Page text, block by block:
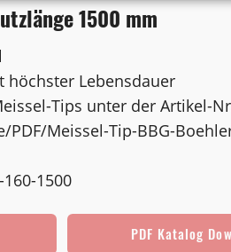
1500 mm
höchster Lebensdauer
Tips unter der Artikel-
Meissel-Tip-BBG-
1500
PDF Katalog